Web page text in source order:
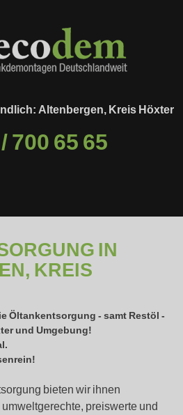
Altenbergen, Kreis Höxter
700 65 65
IN
KREIS
Öltankentsorgung - samt Restöl -
und Umgebung!
bieten wir ihnen
preiswerte und